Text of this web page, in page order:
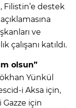
Filistin’e destek
ve
çalışanı katıldı.
olsun”
Yünkül
i Aksa için,
için